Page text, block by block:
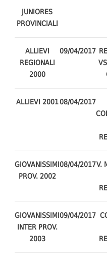
JUNIORES
PROVINCIALI
ALLIEVI
REGIONALI
2000
09/04/2017
ALLIEVI 200108/04/2017
GIOVANISSIMI
PROV. 2002
08/04/2017V.
GIOVANISSIMI
INTER PROV.
2003
09/04/2017